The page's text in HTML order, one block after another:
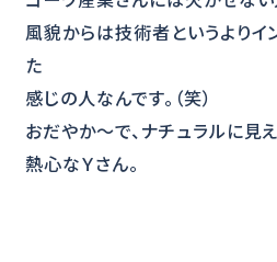
風貌からは技術者というよりイ
た
感じの人なんです。（笑）
おだやか～で、ナチュラルに見
熱心なＹさん。